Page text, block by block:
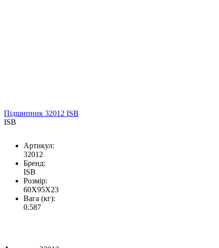
Підшипник 32012 ISB
ISB
Артикул:
32012
Бренд:
ISB
Розмір:
60X95X23
Вага (кг):
0.587